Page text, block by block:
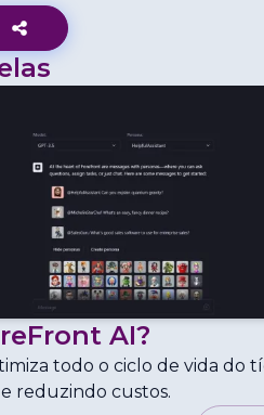
AI?
todo o ciclo de vida
reduzindo custos.